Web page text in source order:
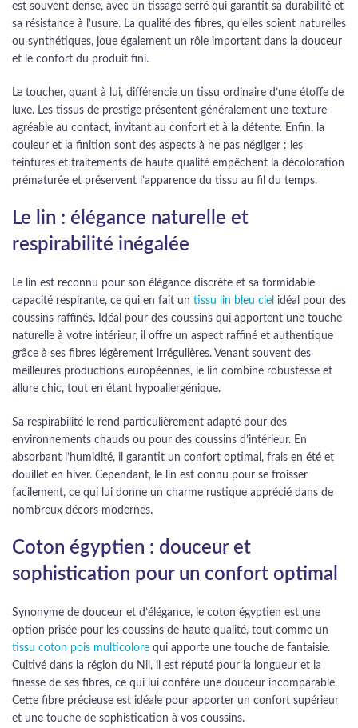
est souvent dense, avec un tissage serré qui garantit sa durabilité et
sa résistance à l’usure. La qualité des fibres, qu’elles soient naturelles
ou synthétiques, joue également un rôle important dans la douceur
et le confort du produit fini.
Le toucher, quant à lui, différencie un tissu ordinaire d’une étoffe de
luxe. Les tissus de prestige présentent généralement une texture
agréable au contact, invitant au confort et à la détente. Enfin, la
couleur et la finition sont des aspects à ne pas négliger : les
teintures et traitements de haute qualité empêchent la décoloration
prématurée et préservent l’apparence du tissu au fil du temps.
Le lin : élégance naturelle et
respirabilité inégalée
Le lin est reconnu pour son élégance discrète et sa formidable
capacité respirante, ce qui en fait un tissu lin bleu ciel idéal pour des
coussins raffinés. Idéal pour des coussins qui apportent une touche
naturelle à votre intérieur, il offre un aspect raffiné et authentique
grâce à ses fibres légèrement irrégulières. Venant souvent des
meilleures productions européennes, le lin combine robustesse et
allure chic, tout en étant hypoallergénique.
Sa respirabilité le rend particulièrement adapté pour des
environnements chauds ou pour des coussins d’intérieur. En
absorbant l’humidité, il garantit un confort optimal, frais en été et
douillet en hiver. Cependant, le lin est connu pour se froisser
facilement, ce qui lui donne un charme rustique apprécié dans de
nombreux décors modernes.
Coton égyptien : douceur et
sophistication pour un confort optimal
Synonyme de douceur et d’élégance, le coton égyptien est une
option prisée pour les coussins de haute qualité, tout comme un
tissu coton pois multicolore qui apporte une touche de fantaisie.
Cultivé dans la région du Nil, il est réputé pour la longueur et la
finesse de ses fibres, ce qui lui confère une douceur incomparable.
Cette fibre précieuse est idéale pour apporter un confort supérieur
et une touche de sophistication à vos coussins.